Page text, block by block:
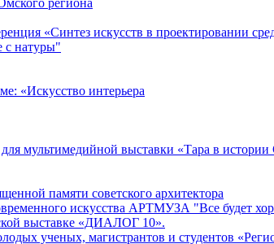
«Синтез искусств в проектировании
с натуры"
«Искусство интерьера
мультимедийной выставки «Тара в
памяти советского архитектора
искусства АРТМУЗА "Все будет
выставке «ДИАЛОГ 10».
ученых, магистрантов и студентов